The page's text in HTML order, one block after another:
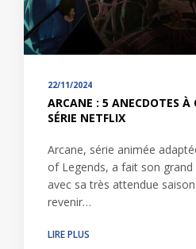
22/11/2024
ARCANE : 5 ANECDOTES À
SÉRIE NETFLIX
Arcane, série animée
of Legends, a fait son
avec sa très attendue saison
revenir…
LIRE PLUS